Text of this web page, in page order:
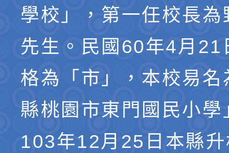
學校」，第一任校長為
先生。民國60年4月21
格為「市」，本校易名
縣桃園市東門國民小學
103年12月25日本縣